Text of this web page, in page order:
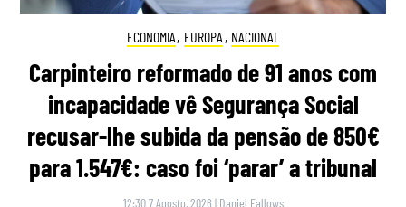
ECONOMIA, EUROPA , NACIONAL
Carpinteiro reformado de 91 anos com
incapacidade vê Segurança Social
recusar-lhe subida da pensão de 850€
para 1.547€: caso foi ‘parar’ a tribunal
12:30 7 Agosto, 2026 | Daniel Fallows